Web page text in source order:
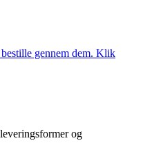
gennem dem. Klik
og